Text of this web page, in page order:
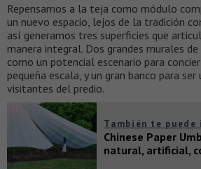
Repensamos a la teja como módulo
un nuevo espacio, lejos de la tradición
así generamos tres superficies que
manera integral. Dos grandes murales
como un potencial escenario para
pequeña escala, y un gran banco para
visitantes del predio.
También te puede
Chinese Paper
natural, artificial,